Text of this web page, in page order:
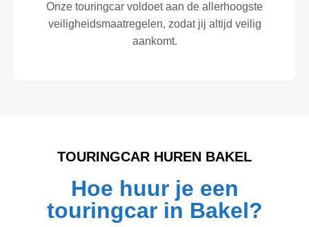
Onze touringcar voldoet aan de allerhoogste
veiligheidsmaatregelen, zodat jij altijd veilig
aankomt.
TOURINGCAR HUREN BAKEL
Hoe huur je een
touringcar in Bakel?